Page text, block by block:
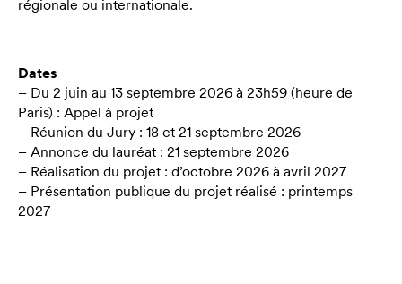
régionale ou internationale.
Dates
– Du 2 juin au 13 septembre 2026 à 23h59 (heure de
Paris) : Appel à projet
– Réunion du Jury : 18 et 21 septembre 2026
– Annonce du lauréat : 21 septembre 2026
– Réalisation du projet : d’octobre 2026 à avril 2027
– Présentation publique du projet réalisé : printemps
2027